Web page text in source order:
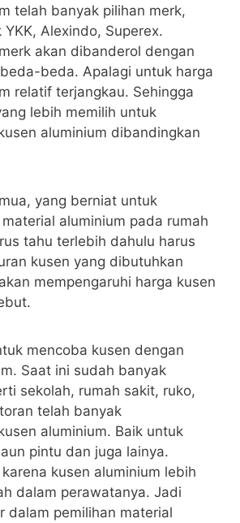
telah banyak pilihan merk,
Alexindo, Superex.
akan dibanderol dengan
beda. Apalagi untuk harga
relatif terjangkau. Sehingga
lebih memilih untuk
aluminium dibandingkan
yang berniat untuk
aluminium pada rumah
tahu terlebih dahulu harus
kusen yang dibutuhkan
mempengaruhi harga kusen
mencoba kusen dengan
Saat ini sudah banyak
sekolah, rumah sakit, ruko,
telah banyak
aluminium. Baik untuk
pintu dan juga lainya.
kusen aluminium lebih
dalam perawatanya. Jadi
dalam pemilihan material